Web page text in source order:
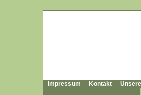
Impressum Kontakt